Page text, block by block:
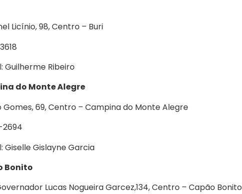
Licínio, 98, Centro – Buri
Guilherme Ribeiro
do Monte Alegre
Gomes, 69, Centro – Campina do Monte Alegre
Giselle Gislayne Garcia
Bonito
Lucas Nogueira Garcez,134, Centro – Capão Bonito